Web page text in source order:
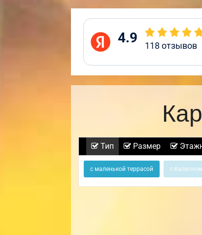
4.9 118 отзывов
Тип Размер
с маленькой террасой с балконом